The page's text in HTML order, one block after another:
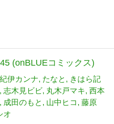
(onBLUEコミックス)
紀伊カンナ たなと
きはら記
志木見ビビ 丸木戸マキ 西本
成田のもと 山中ヒコ
藤原
オ